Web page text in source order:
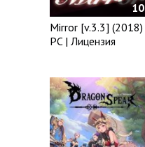
10
Mirror [v.3.3] (2018)
PC | Лицензия